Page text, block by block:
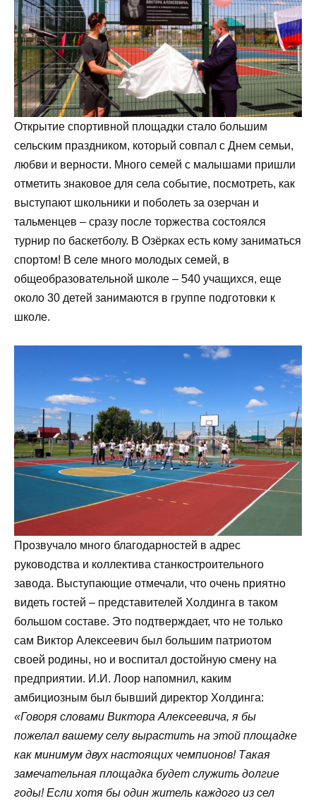
Открытие спортивной площадки стало большим
сельским праздником, который совпал с Днем семьи,
любви и верности. Много семей с малышами пришли
отметить знаковое для села событие, посмотреть, как
выступают школьники и поболеть за озерчан и
тальменцев – сразу после торжества состоялся
турнир по баскетболу. В Озёрках есть кому заниматься
спортом! В селе много молодых семей, в
общеобразовательной школе – 540 учащихся, еще
около 30 детей занимаются в группе подготовки к
школе.
Прозвучало много благодарностей в адрес
руководства и коллектива станкостроительного
завода. Выступающие отмечали, что очень приятно
видеть гостей – представителей Холдинга в таком
большом составе. Это подтверждает, что не только
сам Виктор Алексеевич был большим патриотом
своей родины, но и воспитал достойную смену на
предприятии. И.И. Лоор напомнил, каким
амбициозным был бывший директор Холдинга:
«Говоря словами Виктора Алексеевича, я бы
пожелал вашему селу вырастить на этой площадке
как минимум двух настоящих чемпионов! Такая
замечательная площадка будет служить долгие
годы! Если хотя бы один житель каждого из сел